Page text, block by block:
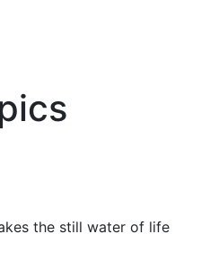
the still water of life